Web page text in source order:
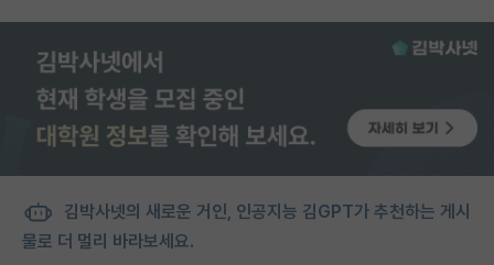
김박사넷의 새로운 거인, 인공지능 김GPT가 추천하는 게시
물로 더 멀리 바라보세요.